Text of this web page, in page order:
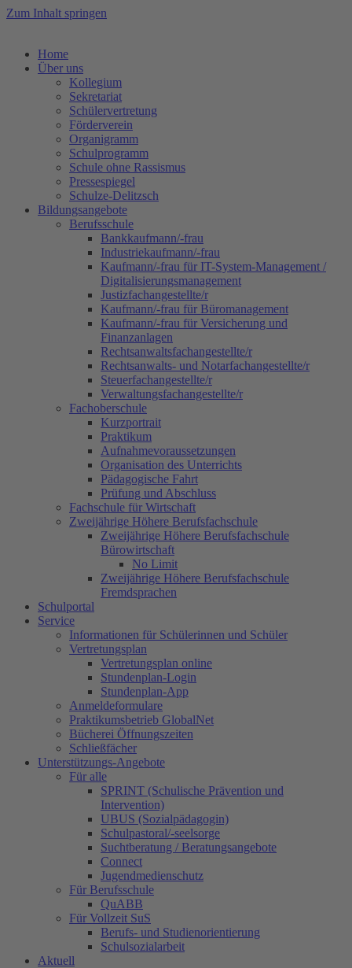
Zum Inhalt springen
Home
Über uns
Kollegium
Sekretariat
Schülervertretung
Förderverein
Organigramm
Schulprogramm
Schule ohne Rassismus
Pressespiegel
Schulze-Delitzsch
Bildungsangebote
Berufsschule
Bankkaufmann/-frau
Industriekaufmann/-frau
Kaufmann/-frau für IT-System-Management /
Digitalisierungsmanagement
Justizfachangestellte/r
Kaufmann/-frau für Büromanagement
Kaufmann/-frau für Versicherung und
Finanzanlagen
Rechtsanwaltsfachangestellte/r
Rechtsanwalts- und Notarfachangestellte/r
Steuerfachangestellte/r
Verwaltungsfachangestellte/r
Fachoberschule
Kurzportrait
Praktikum
Aufnahmevoraussetzungen
Organisation des Unterrichts
Pädagogische Fahrt
Prüfung und Abschluss
Fachschule für Wirtschaft
Zweijährige Höhere Berufsfachschule
Zweijährige Höhere Berufsfachschule
Bürowirtschaft
No Limit
Zweijährige Höhere Berufsfachschule
Fremdsprachen
Schulportal
Service
Informationen für Schülerinnen und Schüler
Vertretungsplan
Vertretungsplan online
Stundenplan-Login
Stundenplan-App
Anmeldeformulare
Praktikumsbetrieb GlobalNet
Bücherei Öffnungszeiten
Schließfächer
Unterstützungs-Angebote
Für alle
SPRINT (Schulische Prävention und
Intervention)
UBUS (Sozialpädagogin)
Schulpastoral/-seelsorge
Suchtberatung / Beratungsangebote
Connect
Jugendmedienschutz
Für Berufsschule
QuABB
Für Vollzeit SuS
Berufs- und Studienorientierung
Schulsozialarbeit
Aktuell